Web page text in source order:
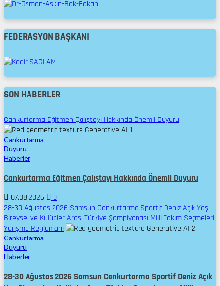
FEDERASYON BAŞKANI
SON HABERLER
Cankurtarma Eğitmen Çalıştayı Hakkında Önemli Duyuru
1
Cankurtarma
Duyuru
Haberler
Cankurtarma Eğitmen Çalıştayı Hakkında Önemli Duyuru
07.08.2026
0
28-30 Ağustos 2026 Samsun Cankurtarma Sportif Deniz Açık Yaş
Bireysel ve Kulüpler Arası Türkiye Şampiyonası Milli Takım Seçmeleri
Yarışma Reglamanı
2
Cankurtarma
Duyuru
Haberler
28-30 Ağustos 2026 Samsun Cankurtarma Sportif Deniz Açık